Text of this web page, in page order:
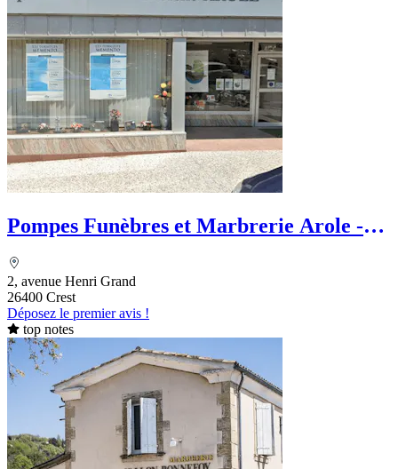
Pompes Funèbres et Marbrerie Arole -
2, avenue Henri Grand
26400 Crest
Déposez le premier avis !
top notes